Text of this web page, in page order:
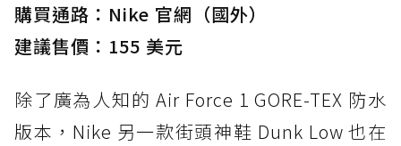
購買通路：Nike 官網（國外）
建議售價：155 美元
除了廣為人知的 Air Force 1 GORE-TEX 防水
版本，Nike 另一款街頭神鞋 Dunk Low 也在